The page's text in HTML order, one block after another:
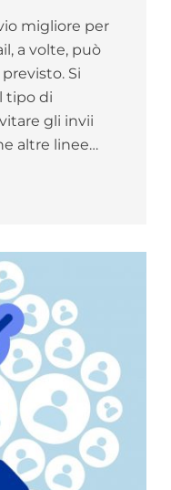
migliore per
a volte, può
Si
tipo di
gli invii
altre linee…